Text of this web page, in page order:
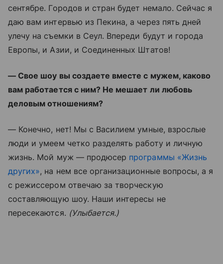
сентябре. Городов и стран будет немало. Сейчас я
даю вам интервью из Пекина, а через пять дней
улечу на съемки в Сеул. Впереди будут и города
Европы, и Азии, и Соединенных Штатов!
— Свое шоу вы создаете вместе с мужем, каково
вам работается с ним? Не мешает ли любовь
деловым отношениям?
— Конечно, нет! Мы с Василием умные, взрослые
люди и умеем четко разделять работу и личную
жизнь. Мой муж — продюсер программы «Жизнь
других», на нем все организационные вопросы, а я
с режиссером отвечаю за творческую
составляющую шоу. Наши интересы не
пересекаются. (Улыбается.)